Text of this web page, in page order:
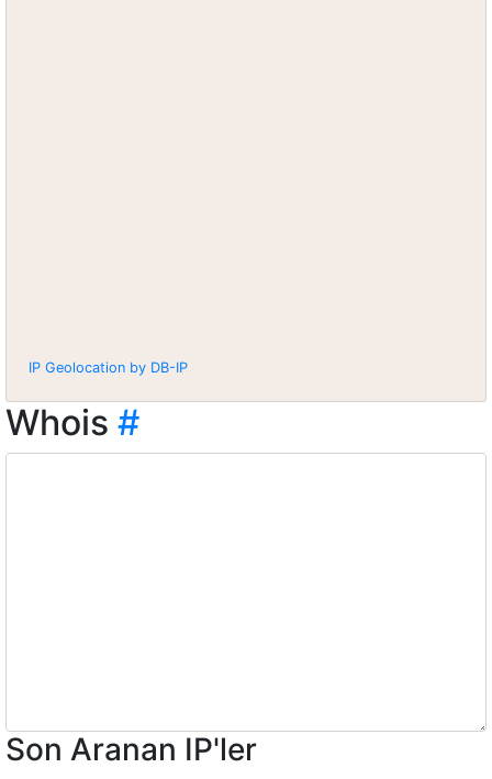
IP Geolocation by DB-IP
Whois #
Son Aranan IP'ler